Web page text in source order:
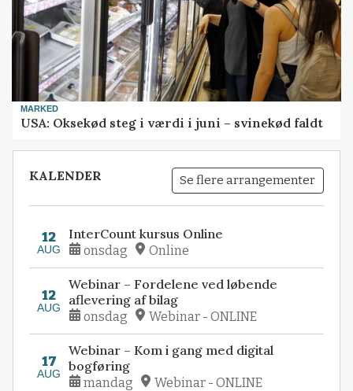
MARKED
USA: Oksekød steg i værdi i juni – svinekød faldt
KALENDER Se flere arrangementer
12
AUG
InterCount kursus Online
onsdag Online
12
AUG
Webinar – Fordelene ved løbende
aflevering af bilag
onsdag Webinar - ONLINE
17
AUG
Webinar – Kom i gang med digital
bogføring
mandag Webinar - ONLINE